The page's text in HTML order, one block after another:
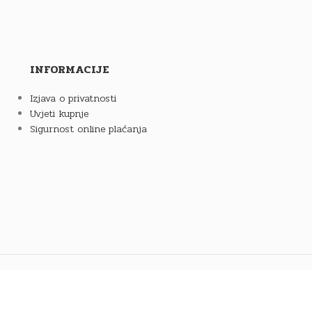
INFORMACIJE
Izjava o privatnosti
Uvjeti kupnje
Sigurnost online plaćanja